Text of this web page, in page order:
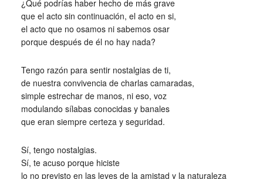
¿Qué podrías haber hecho de más grave
que el acto sin continuación, el acto en si,
el acto que no osamos ni sabemos osar
porque después de él no hay nada?
Tengo razón para sentir nostalgias de ti,
de nuestra convivencia de charlas camaradas,
simple estrechar de manos, ni eso, voz
modulando sílabas conocidas y banales
que eran siempre certeza y seguridad.
Sí, tengo nostalgias.
Sí, te acuso porque hiciste
lo no previsto en las leyes de la amistad y la naturaleza